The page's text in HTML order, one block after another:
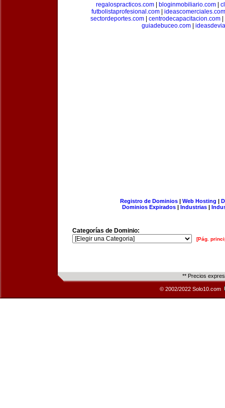
regalospracticos.com| bloginmobiliario.com|
futbolistaprofesional.com
ideascomerciales.com
sectordeportes.com| centrodecapacitacion.com|
guiadebuceo.com|
Registro de Dominios| Web Hosting |
Dominios Expirados | Industrias |
Categorías de Dominio:
[Pág.
** Precios
© 2002/2022 Solo10.com